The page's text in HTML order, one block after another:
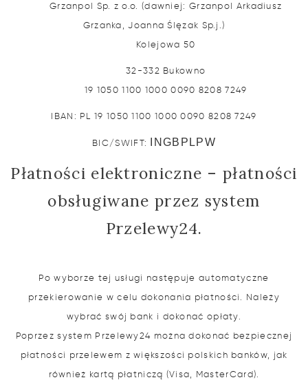
Grzanpol Sp. z o.o. (dawniej: Grzanpol Arkadiusz
Grzanka, Joanna Ślęzak Sp.j.)
Kolejowa 50
32-332 Bukowno
19 1050 1100 1000 0090 8208 7249
IBAN: PL 19 1050 1100 1000 0090 8208 7249
BIC/SWIFT: INGBPLPW
Płatności elektroniczne – płatności
obsługiwane przez system
Przelewy24.
Po wyborze tej usługi następuje automatyczne
przekierowanie w celu dokonania płatności. Należy
wybrać swój bank i dokonać opłaty.
Poprzez system Przelewy24 można dokonać bezpiecznej
płatności przelewem z większości polskich banków, jak
również kartą płatniczą (Visa, MasterCard).